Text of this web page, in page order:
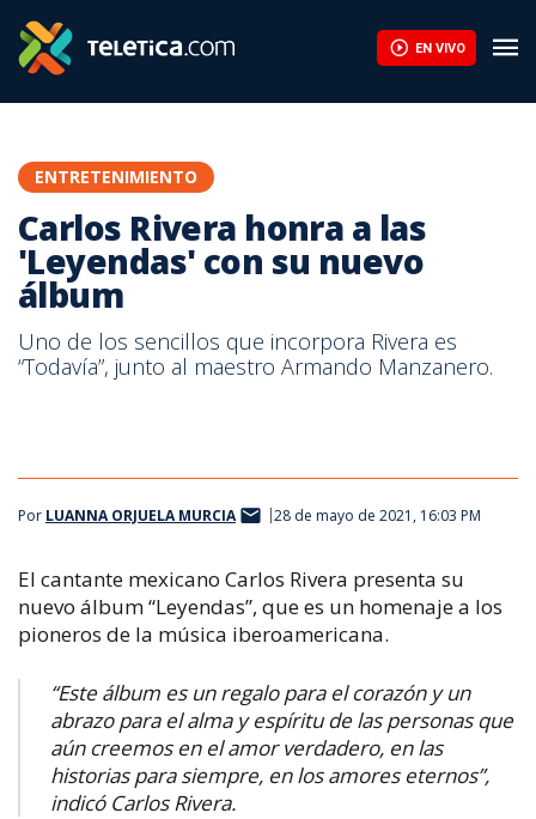
EN VIVO
ENTRETENIMIENTO
Carlos Rivera honra a las
'Leyendas' con su nuevo
álbum
Uno de los sencillos que incorpora Rivera es
“Todavía”, junto al maestro Armando Manzanero.
Por LUANNA ORJUELA MURCIA 28 de mayo de 2021, 16:03 PM
El cantante mexicano Carlos Rivera presenta su
nuevo álbum “Leyendas”, que es un homenaje a los
pioneros de la música iberoamericana.
“Este álbum es un regalo para el corazón y un
abrazo para el alma y espíritu de las personas que
aún creemos en el amor verdadero, en las
historias para siempre, en los amores eternos”,
indicó Carlos Rivera.